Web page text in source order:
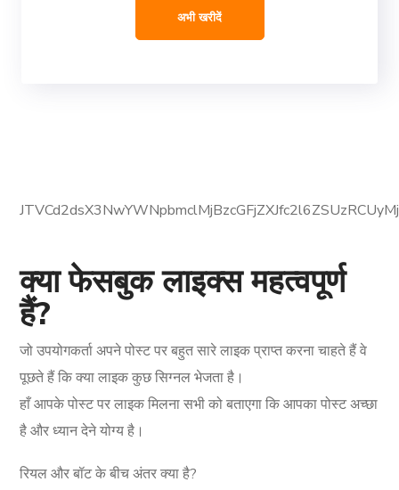
अभी खरीदें
क्या फेसबुक लाइक्स महत्वपूर्ण
हैं?
जो उपयोगकर्ता अपने पोस्ट पर बहुत सारे लाइक प्राप्त करना चाहते हैं वे
पूछते हैं कि क्या लाइक कुछ सिग्नल भेजता है।
हाँ आपके पोस्ट पर लाइक मिलना सभी को बताएगा कि आपका पोस्ट अच्छा
है और ध्यान देने योग्य है।
रियल और बॉट के बीच अंतर क्या है?